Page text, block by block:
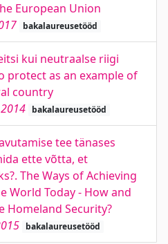
European Union
bakalaureusetööd
kui neutraalse riigi
protect as an example of
country
bakalaureusetööd
tee tänases
ette võtta, et
The Ways of Achieving
World Today - How and
Homeland Security?
bakalaureusetööd